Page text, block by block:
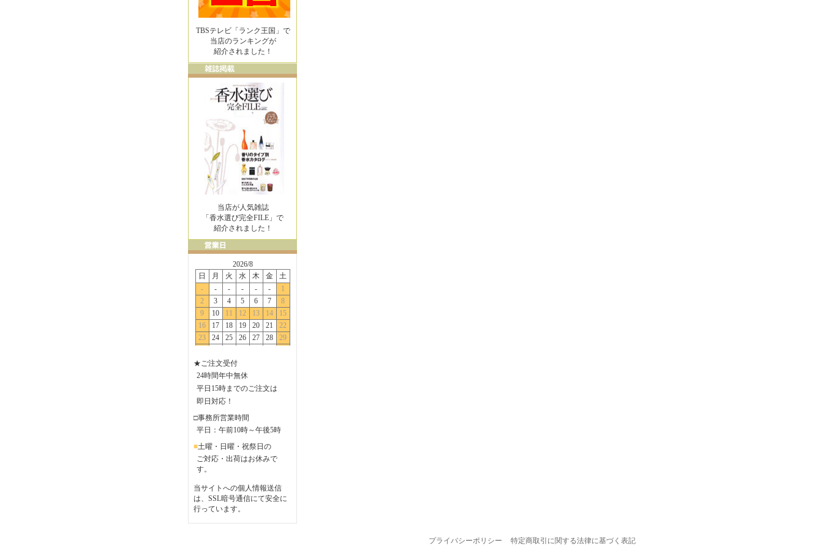
TBSテレビ「ランク王国」で
当店のランキングが
紹介されました！
当店が人気雑誌
「香水選び完全FILE」で
紹介されました！
★ご注文受付
24時間年中無休
平日15時までのご注文は
即日対応！
□事務所営業時間
平日：午前10時～午後5時
■土曜・日曜・祝祭日の
ご対応・出荷はお休みで
す。
当サイトへの個人情報送信
は、SSL暗号通信にて安全に
行っています。
プライバシーポリシー 特定商取引に関する法律に基づく表記